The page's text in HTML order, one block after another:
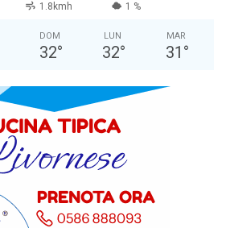
1.8kmh 1 %
DOM
32°
LUN
32°
MAR
31 °